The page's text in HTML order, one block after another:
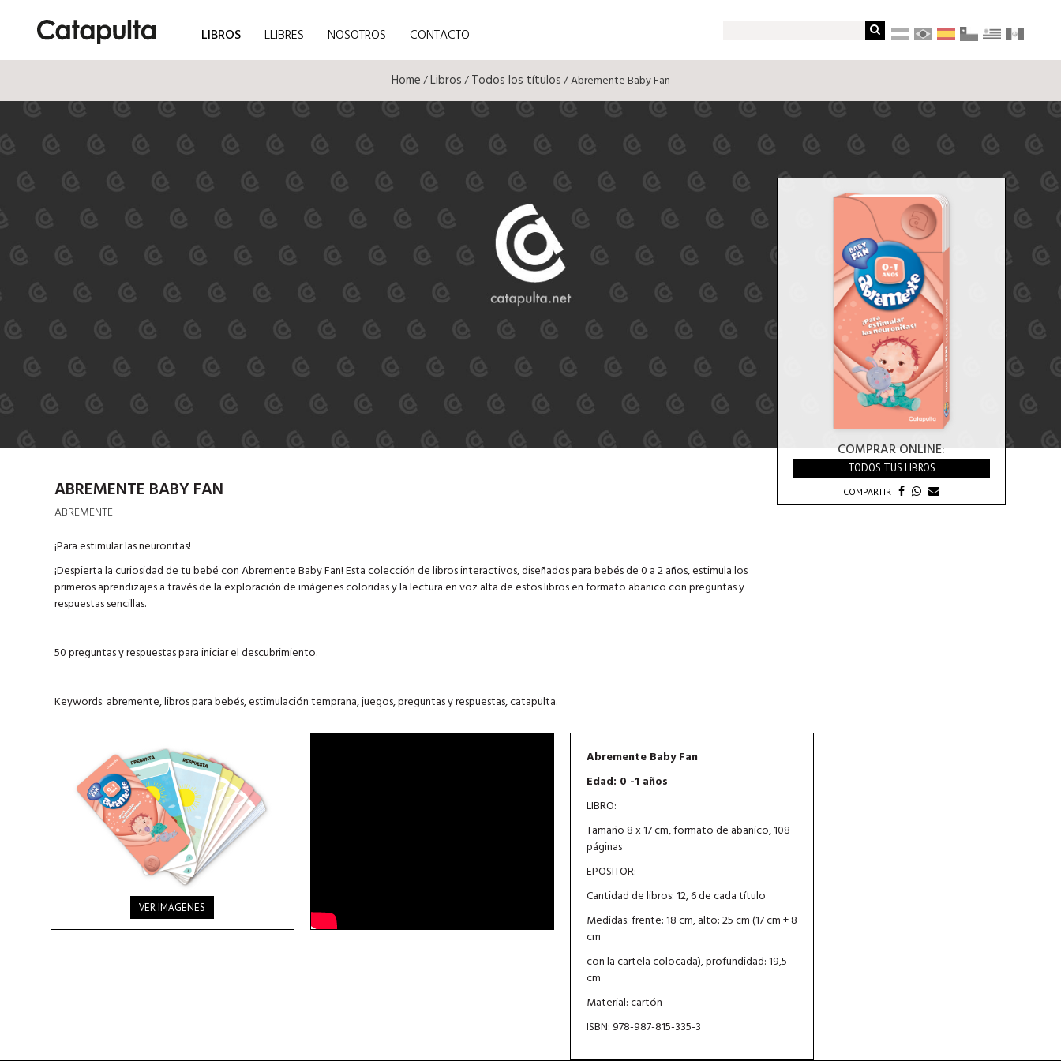
LIBROS LLIBRES NOSOTROS CONTACTO
Home/Libros/Todos los títulos/ Abremente Baby Fan
COMPRAR ONLINE:
TODOS TUS LIBROS
COMPARTIR
ABREMENTE BABY FAN
ABREMENTE
¡Para estimular las neuronitas!
¡Despierta la curiosidad de tu bebé con Abremente Baby Fan! Esta colección de libros interactivos, diseñados para bebés de 0 a 2 años, estimula los
primeros aprendizajes a través de la exploración de imágenes coloridas y la lectura en voz alta de estos libros en formato abanico con preguntas y
respuestas sencillas.
50 preguntas y respuestas para iniciar el descubrimiento.
Keywords: abremente, libros para bebés, estimulación temprana, juegos, preguntas y respuestas, catapulta.
VER IMÁGENES
Abremente Baby Fan
Edad: 0 -1 años
LIBRO:
Tamaño 8 x 17 cm, formato de abanico, 108
páginas
EPOSITOR:
Cantidad de libros: 12, 6 de cada título
Medidas: frente: 18 cm, alto: 25 cm (17 cm + 8
cm
con la cartela colocada), profundidad: 19,5
cm
Material: cartón
ISBN: 978-987-815-335-3